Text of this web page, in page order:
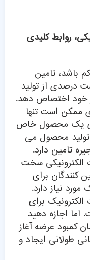
روابط کلیدی
باشد، تامین
درصدی از تولید
خود اختصاص دهد.
ممکن است تنها
یک محصول خاص
تولید محصول می
تامین دارد.
الکترونیکی سخت
کنندگان برای
نیاز دارد.
برای
اجازه دهید
کمبود عرضه آغاز
طولانی ایجاد و